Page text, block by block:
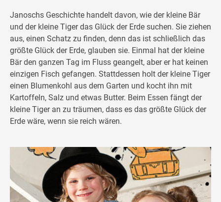
Janoschs Geschichte handelt davon, wie der kleine Bär
und der kleine Tiger das Glück der Erde suchen. Sie ziehen
aus, einen Schatz zu finden, denn das ist schließlich das
größte Glück der Erde, glauben sie. Einmal hat der kleine
Bär den ganzen Tag im Fluss geangelt, aber er hat keinen
einzigen Fisch gefangen. Stattdessen holt der kleine Tiger
einen Blumenkohl aus dem Garten und kocht ihn mit
Kartoffeln, Salz und etwas Butter. Beim Essen fängt der
kleine Tiger an zu träumen, dass es das größte Glück der
Erde wäre, wenn sie reich wären.